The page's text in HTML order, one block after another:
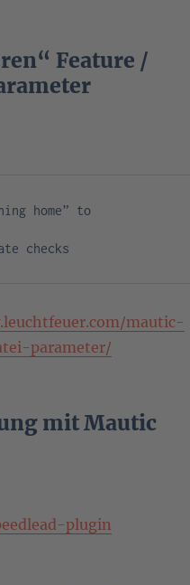
Feature /
home” to
checks
mautic-
parameter/
mit Mautic
plugin